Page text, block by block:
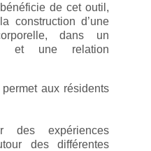
de cet outil,
construction d’une
dans un
et une relation
aux résidents
des expériences
des différentes